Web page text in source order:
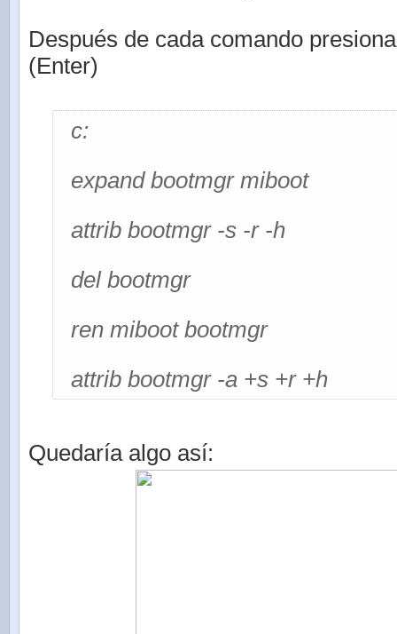
Después de cada comando
(Enter)
c:
expand bootmgr miboot
attrib bootmgr -s -r -h
del bootmgr
ren miboot bootmgr
attrib bootmgr -a +s +r +h
Quedaría algo así: